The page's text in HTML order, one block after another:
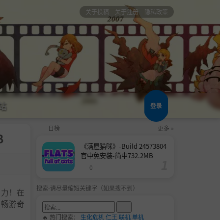
关于投稿 关于注册 隐私政策
登录
！在
游奇
日榜 更多 »
《满屋猫咪》-Build 24573804
官中免安装-简中732.2MB
0
搜索-请尽量缩短关键字（如果搜不到）
🔥 热门搜索： 生化危机仁王 联机单机